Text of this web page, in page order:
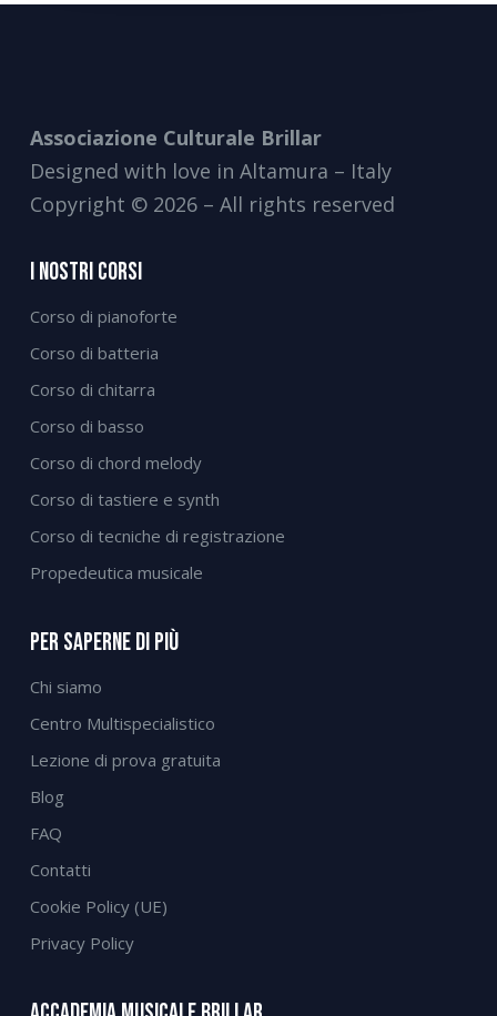
Associazione Culturale Brillar
Designed with love in Altamura – Italy
Copyright © 2026 – All rights reserved
I Nostri Corsi
Corso di pianoforte
Corso di batteria
Corso di chitarra
Corso di basso
Corso di chord melody
Corso di tastiere e synth
Corso di tecniche di registrazione
Propedeutica musicale
Per Saperne Di Più
Chi siamo
Centro Multispecialistico
Lezione di prova gratuita
Blog
FAQ
Contatti
Cookie Policy (UE)
Privacy Policy